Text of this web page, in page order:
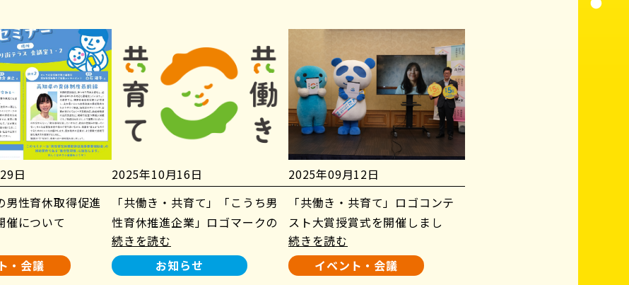
日
男性育休取得促進
催について
・会議
2025年10月16日
「共働き・共育て」「こうち男
性育休推進企業」ロゴマークの
使用について
続きを読む
お知らせ
2025年09月12日
「共働き・共育て」ロゴコンテ
スト大賞授賞式を開催しまし
た！
続きを読む
イベント・会議